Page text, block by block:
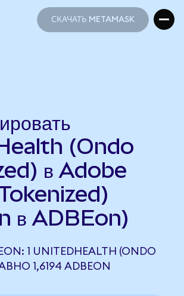
СКАЧАТЬ METAMASK
(Ondo
в Adobe
в ADBEon)
1 UNITEDHEALTH (ONDO
1,6194 ADBEON